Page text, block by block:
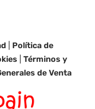
Política de
|Términos y
de Venta